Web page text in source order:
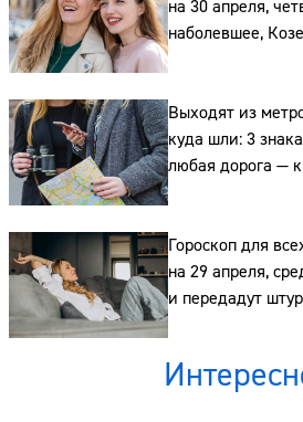
на 30 апреля,
наболевшее,
планы, а Рыбы —
Выходят из
куда шли: 3
любая дорога —
Гороскоп для
на 29 апреля,
и передадут
действовать, а
Сайт:
Телефон: